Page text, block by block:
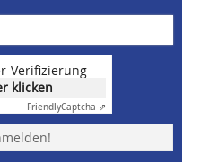
Verifizierung
klicken
FriendlyCaptcha ⇗